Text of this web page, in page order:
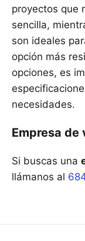
proyectos que
sencilla,
son ideales
opción más
opciones, es
necesidades.
Empresa de
Si buscas una
llámanos al